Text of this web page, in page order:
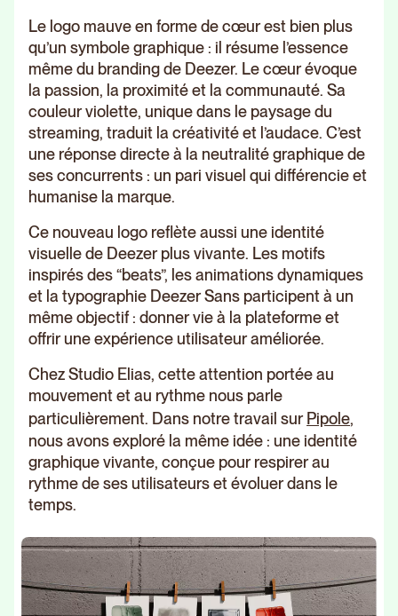
Le logo mauve en forme de cœur est bien plus
qu’un symbole graphique : il résume l’essence
même du branding de Deezer. Le cœur évoque
la passion, la proximité et la communauté. Sa
couleur violette, unique dans le paysage du
streaming, traduit la créativité et l’audace. C’est
une réponse directe à la neutralité graphique de
ses concurrents : un pari visuel qui différencie et
humanise la marque.
Ce nouveau logo reflète aussi une identité
visuelle de Deezer plus vivante. Les motifs
inspirés des “beats”, les animations dynamiques
et la typographie Deezer Sans participent à un
même objectif : donner vie à la plateforme et
offrir une expérience utilisateur améliorée.
Chez Studio Elias, cette attention portée au
mouvement et au rythme nous parle
particulièrement. Dans notre travail surPipole,
nous avons exploré la même idée : une identité
graphique vivante, conçue pour respirer au
rythme de ses utilisateurs et évoluer dans le
temps.